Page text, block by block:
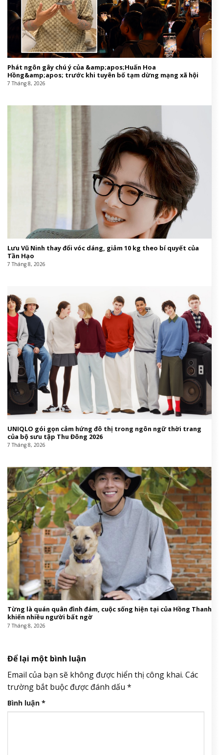
Phát ngôn gây chú ý của &amp;apos;Huấn Hoa
Hồng&amp;apos; trước khi tuyên bố tạm dừng mạng xã hội
7 Tháng 8, 2026
Lưu Vũ Ninh thay đổi vóc dáng, giảm 10 kg theo bí quyết của
Tần Hạo
7 Tháng 8, 2026
UNIQLO gói gọn cảm hứng đô thị trong ngôn ngữ thời trang
của bộ sưu tập Thu Đông 2026
7 Tháng 8, 2026
Từng là quán quân đình đám, cuộc sống hiện tại của Hồng Thanh
khiến nhiều người bất ngờ
7 Tháng 8, 2026
Để lại một bình luận
Email của bạn sẽ không được hiển thị công khai. Các
trường bắt buộc được đánh dấu *
Bình luận *